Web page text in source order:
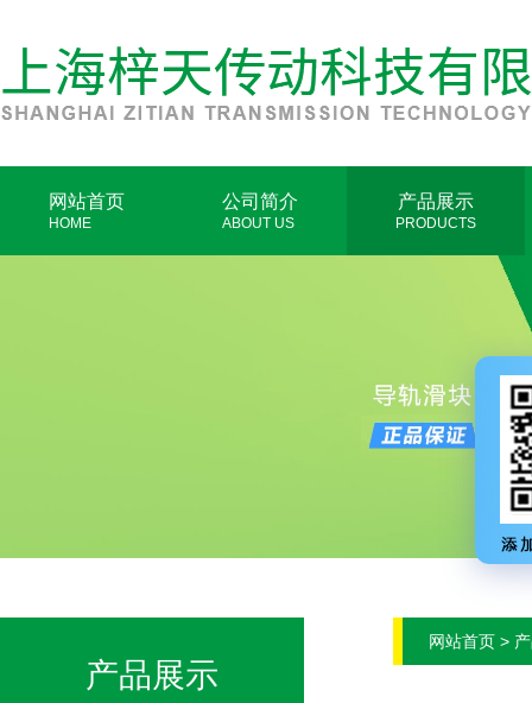
网站首页
HOME
公司简介
ABOUT US
产品展示
PRODUCTS
产品展示
网站首页 >